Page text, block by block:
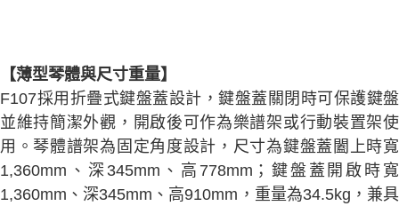
【薄型琴體與尺寸重量】
F107採用折疊式鍵盤蓋設計，鍵盤蓋關閉時可保護鍵盤
並維持簡潔外觀，開啟後可作為樂譜架或行動裝置架使
用。琴體譜架為固定角度設計，尺寸為鍵盤蓋闔上時寬
1,360mm、深345mm、高778mm；鍵盤蓋開啟時寬
1,360mm、深345mm、高910mm，重量為34.5kg，兼具